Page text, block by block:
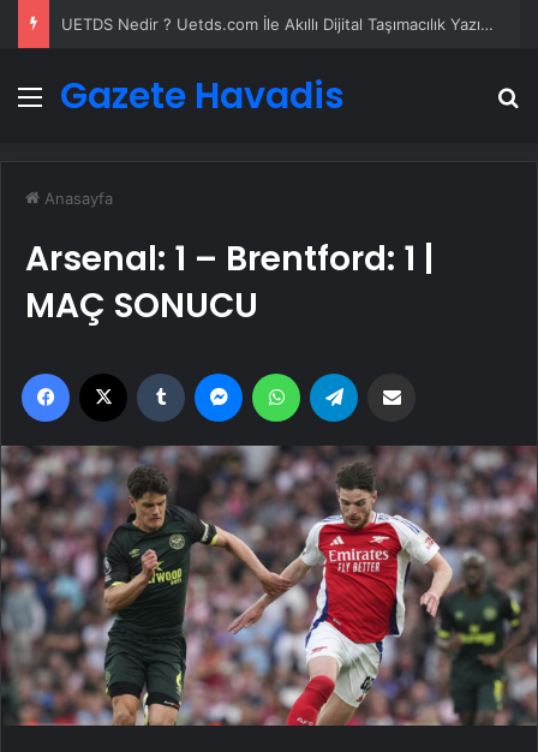
UETDS Nedir ? Uetds.com İle Akıllı Dijital Taşımacılık Yazılımı
Menü
Gazete Havadis
Anasayfa
Arsenal: 1 – Brentford: 1 |
MAÇ SONUCU
Facebook Tumblr MessengerWhatsApp